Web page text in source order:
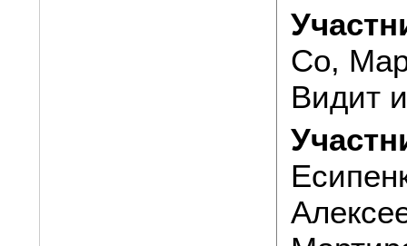
Со,
Видит